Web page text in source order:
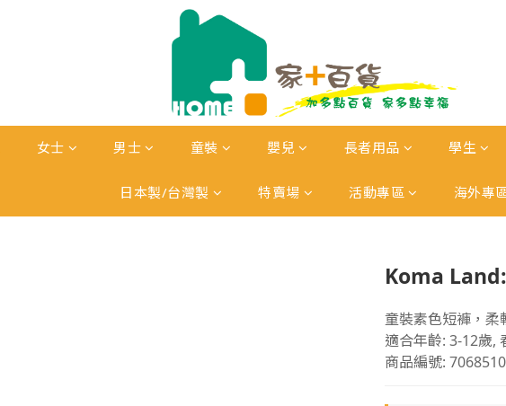
女士 男士 童裝 嬰兒 長者用品 學生
日本製/台灣製 特賣場 活動專區 海外專
Koma
童裝素色短褲，柔
適合年齡: 3-12歲,
商品編號: 7068510